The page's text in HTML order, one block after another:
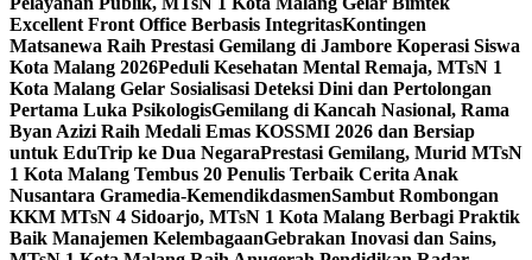
Excellent Front Office Berbasis IntegritasKontingen
Matsanewa Raih Prestasi Gemilang di Jambore Koperasi Siswa
Kota Malang 2026Peduli Kesehatan Mental Remaja, MTsN 1
Kota Malang Gelar Sosialisasi Deteksi Dini dan Pertolongan
Pertama Luka PsikologisGemilang di Kancah Nasional, Rama
Byan Azizi Raih Medali Emas KOSSMI 2026 dan Bersiap
untuk EduTrip ke Dua NegaraPrestasi Gemilang, Murid MTsN
1 Kota Malang Tembus 20 Penulis Terbaik Cerita Anak
Nusantara Gramedia-KemendikdasmenSambut Rombongan
KKM MTsN 4 Sidoarjo, MTsN 1 Kota Malang Berbagi Praktik
Baik Manajemen KelembagaanGebrakan Inovasi dan Sains,